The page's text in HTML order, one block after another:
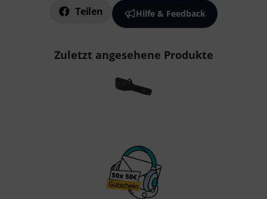
Teilen Hilfe & Feedback
Zuletzt angesehene Produkte